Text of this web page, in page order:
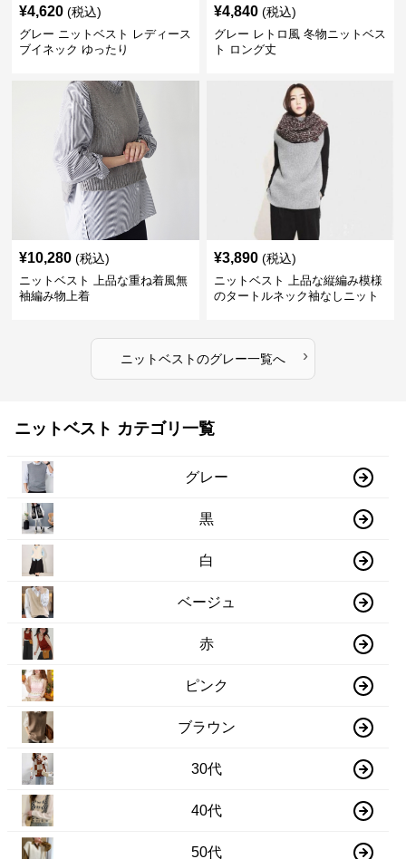
¥4,620 (税込)
グレー ニットベスト レディース
ブイネック ゆったり
¥4,840 (税込)
グレー レトロ風 冬物ニットベス
ト ロング丈
¥10,280 (税込)
ニットベスト 上品な重ね着風無
袖編み物上着
¥3,890 (税込)
ニットベスト 上品な縦編み模様
のタートルネック袖なしニット
ニットベストのグレー一覧へ ›
ニットベスト カテゴリ一覧
グレー
黒
白
ベージュ
赤
ピンク
ブラウン
30代
40代
50代